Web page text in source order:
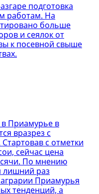
подготовка
работам. На
больше
и сеялок от
к посевной свыше
Приамурье в
вразрез с
с отметки
сейчас цена
По мнению
лишний раз
Приамурья
тенденций, а